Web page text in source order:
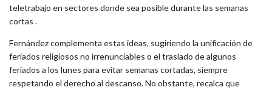
teletrabajo en sectores donde sea posible durante las semanas
cortas .
Fernández complementa estas ideas, sugiriendo la unificación de
feriados religiosos no irrenunciables o el traslado de algunos
feriados a los lunes para evitar semanas cortadas, siempre
respetando el derecho al descanso. No obstante, recalca que